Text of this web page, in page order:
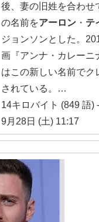
後、妻の旧姓を合わせ
の名前をアーロン ・ テ
ジョンソンとした。
画『アンナ・カレーニ
はこの新しい名前でク
されている。…
14キロバイト (849 語)
9月28日 (土) 11:17